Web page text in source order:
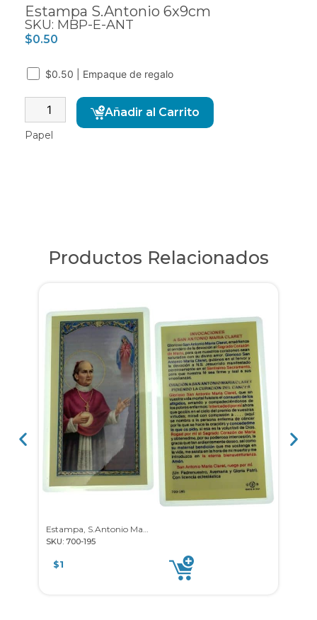
Estampa S.Antonio 6x9cm
SKU: MBP-E-ANT
$0.50
$0.50 | Empaque de regalo
Añadir al Carrito
Papel
Productos Relacionados
SKU: 700-195
$1